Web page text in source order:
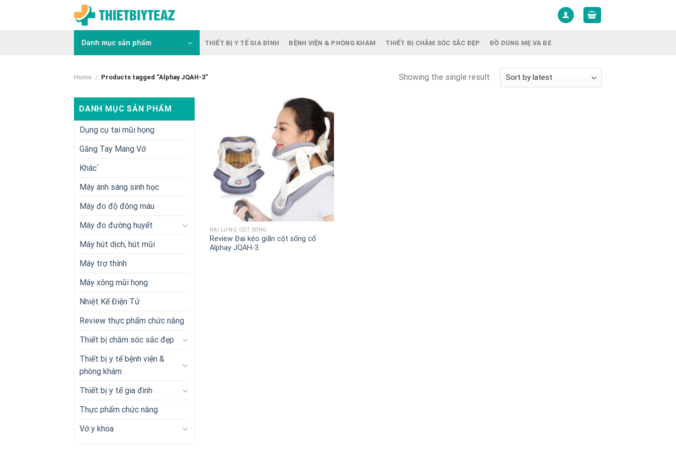
Danh mục sản phẩm THIẾT BỊ Y TẾ GIA ĐÌNH BỆNH VIỆN & PHÒNG KHÁM THIẾT BỊ CHĂM SÓC SẮC ĐẸP ĐỒ DÙNG MẸ VÀ BÉ
Home / Products tagged “Alphay JQAH-3” Showing the single result
DANH MỤC SẢN PHẨM
Dụng cụ tai mũi họng
Găng Tay Mang Vớ
Khác`
Máy ánh sáng sinh học
Máy đo độ đông máu
Máy đo đường huyết
Máy hút dịch, hút mũi
Máy trợ thính
Máy xông mũi họng
Nhiệt Kế Điện Tử
Review thực phẩm chức năng
Thiết bị chăm sóc sắc đẹp
Thiết bị y tế bệnh viện &
phòng khám
Thiết bị y tế gia đình
Thực phẩm chức năng
Vớ y khoa
ĐAI LƯNG CỘT SỐNG
Review Đai kéo giãn cột sống cổ
Alphay JQAH-3